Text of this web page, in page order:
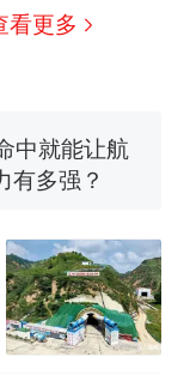
看更多
定首都的国
中就能让航
有多强？
6分钟抢收完
考试，成绩